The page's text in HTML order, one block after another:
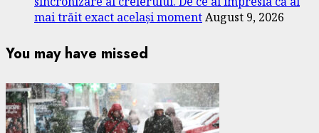
mai trăit exact același momentAugust 9, 2026
You may have missed